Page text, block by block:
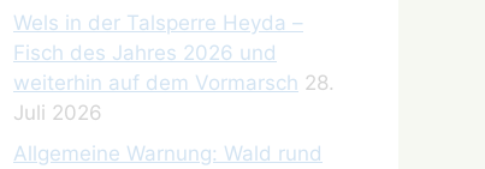
Wels in der Talsperre Heyda –
Fisch des Jahres 2026 und
weiterhin auf dem Vormarsch 28.
Juli 2026
Allgemeine Warnung: Wald rund